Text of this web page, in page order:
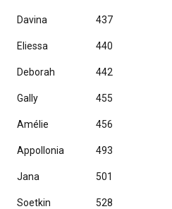
Davina 437
Eliessa 440
Deborah 442
Gally 455
Amélie 456
Appollonia 493
Jana 501
Soetkin 528